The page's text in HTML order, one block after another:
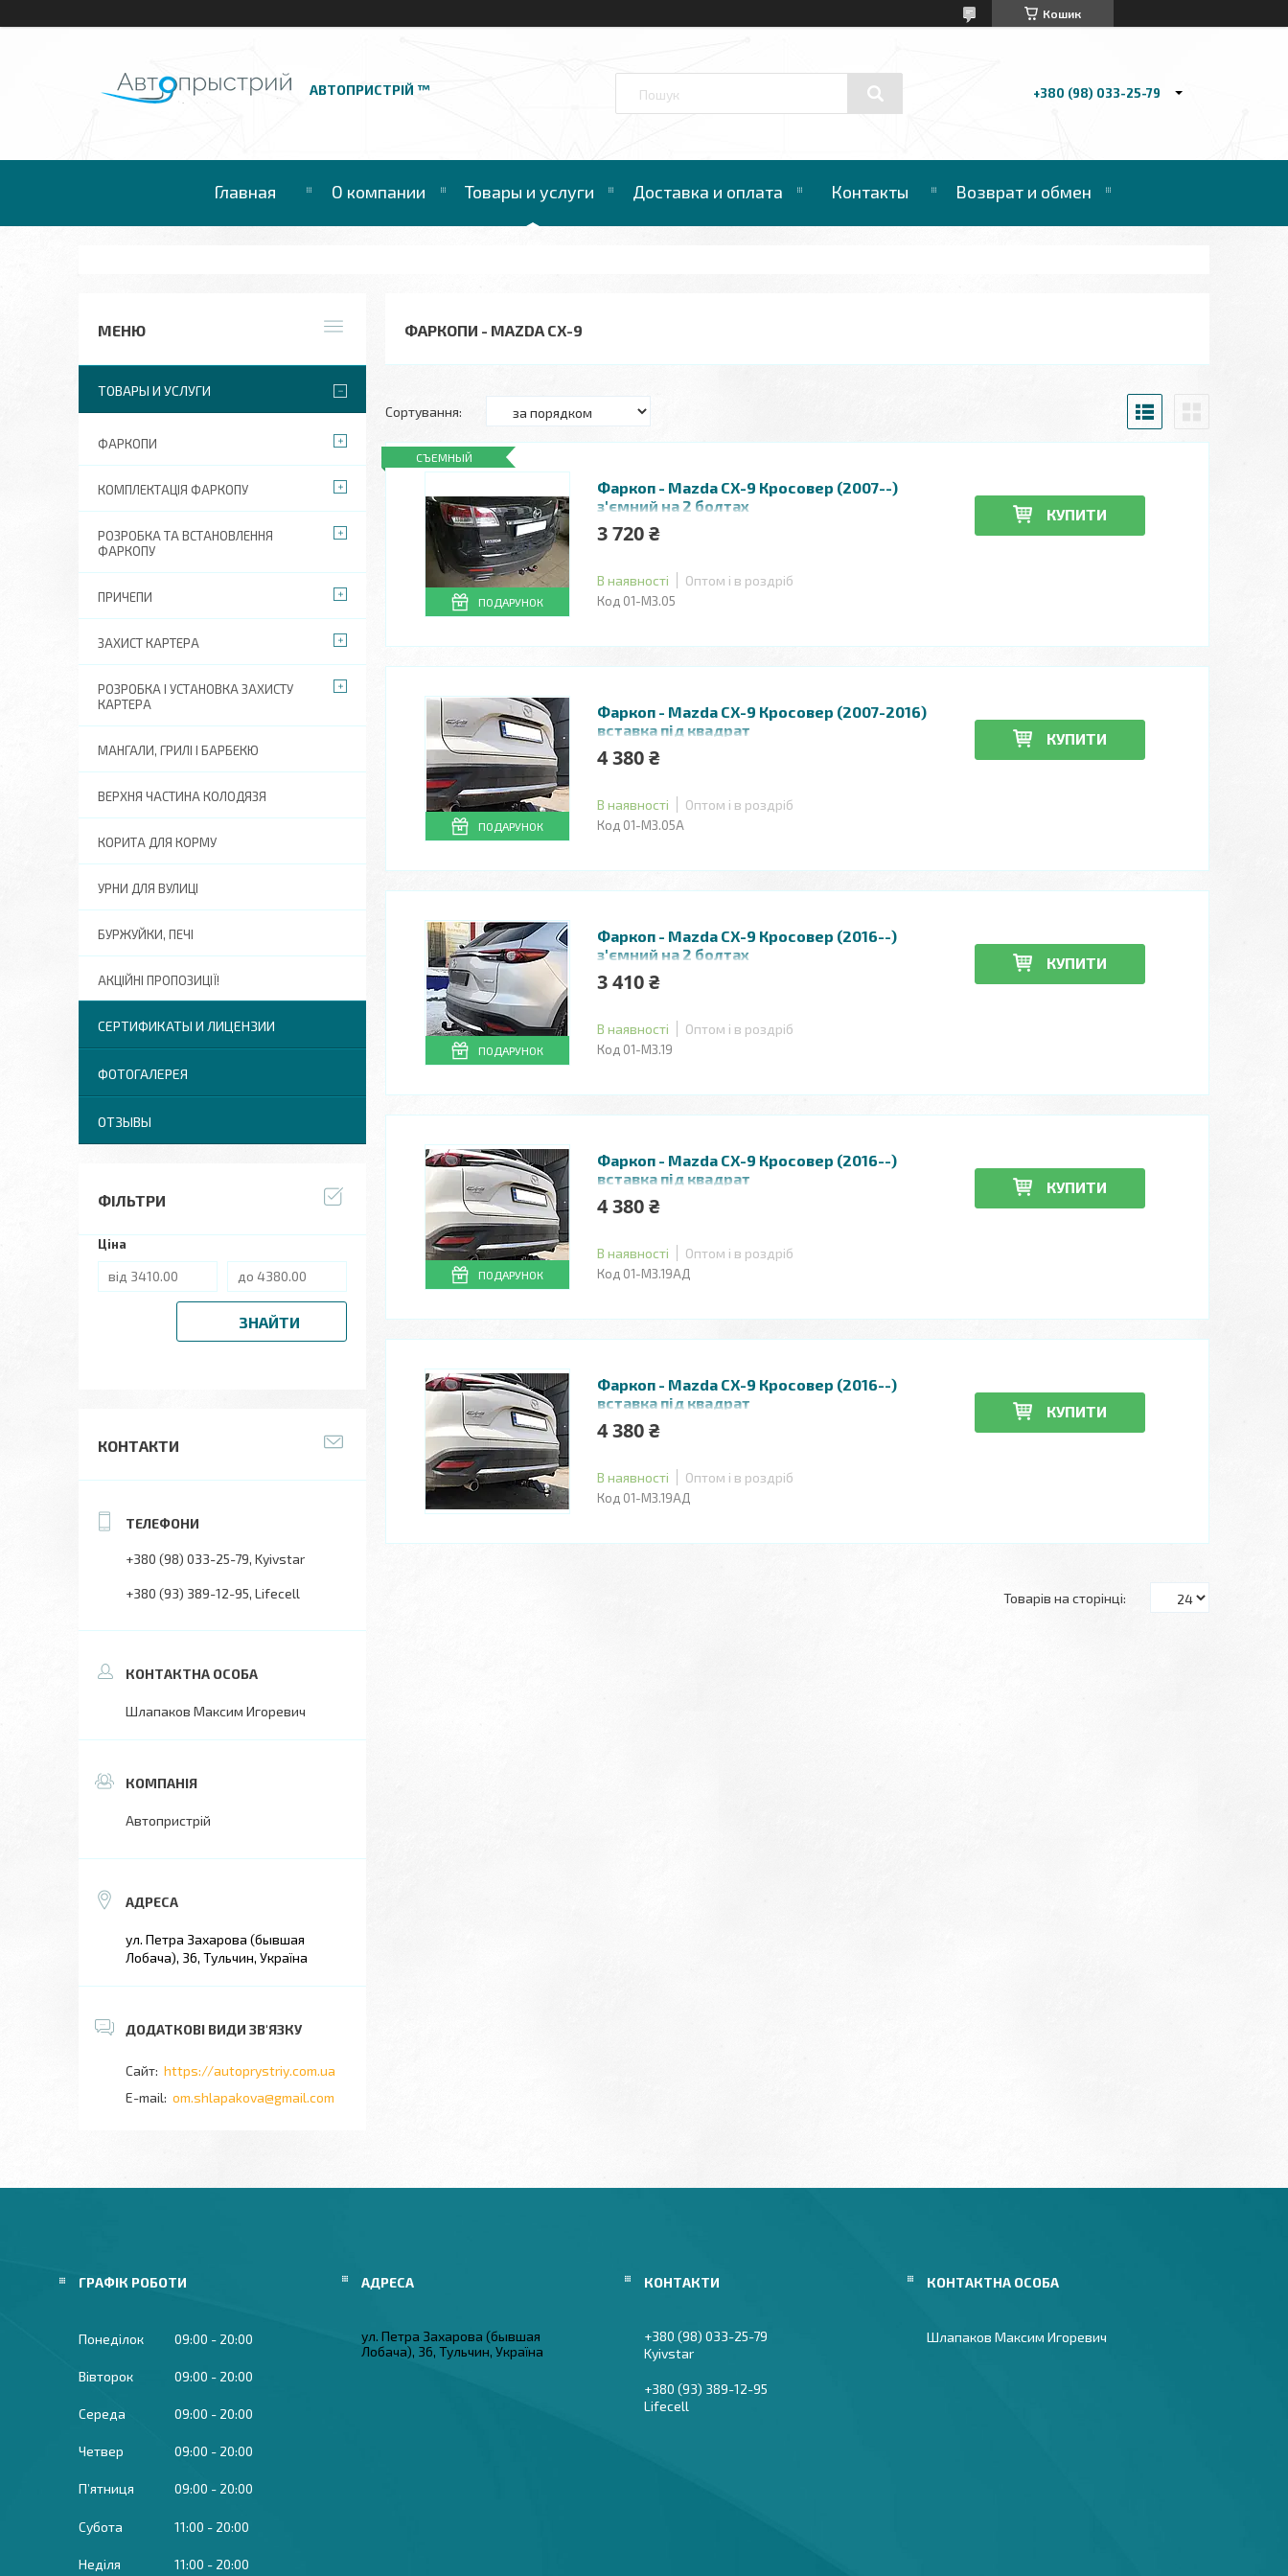
Кошик
АВТОПРИСТРІЙ ™ +380 (98) 033-25-79
Главная О компании Товары и услуги Доставка и оплата Контакты Возврат и обмен
ФАРКОПИ - MAZDA СХ-9
СЪЕМНЫЙ
ПОДАРУНОК
КУПИТИ
Фаркоп - Mazda СХ-9 Кросовер (2007--)
з'ємний на 2 болтах
3 720 ₴
В наявності Оптом і в роздріб
01-МЗ.05
ПОДАРУНОК
КУПИТИ
Фаркоп - Mazda СХ-9 Кросовер (2007-2016)
вставка під квадрат
4 380 ₴
В наявності Оптом і в роздріб
01-МЗ.05А
ПОДАРУНОК
КУПИТИ
Фаркоп - Mazda СХ-9 Кросовер (2016--)
з'ємний на 2 болтах
3 410 ₴
В наявності Оптом і в роздріб
01-МЗ.19
ПОДАРУНОК
КУПИТИ
Фаркоп - Mazda СХ-9 Кросовер (2016--)
вставка під квадрат
4 380 ₴
В наявності Оптом і в роздріб
01-МЗ.19АД
КУПИТИ
Фаркоп - Mazda СХ-9 Кросовер (2016--)
вставка під квадрат
4 380 ₴
В наявності Оптом і в роздріб
01-МЗ.19АД
ТОВАРЫ И УСЛУГИ
ФАРКОПИ
КОМПЛЕКТАЦІЯ ФАРКОПУ
РОЗРОБКА ТА ВСТАНОВЛЕННЯ
ФАРКОПУ
ПРИЧЕПИ
ЗАХИСТ КАРТЕРА
РОЗРОБКА І УСТАНОВКА ЗАХИСТУ
КАРТЕРА
МАНГАЛИ, ГРИЛІ І БАРБЕКЮ
ВЕРХНЯ ЧАСТИНА КОЛОДЯЗЯ
КОРИТА ДЛЯ КОРМУ
УРНИ ДЛЯ ВУЛИЦІ
БУРЖУЙКИ, ПЕЧІ
АКЦІЙНІ ПРОПОЗИЦІЇ!
СЕРТИФИКАТЫ И ЛИЦЕНЗИИ
ФОТОГАЛЕРЕЯ
ОТЗЫВЫ
ФІЛЬТРИ
Ціна
ЗНАЙТИ
КОНТАКТИ
+380 (98) 033-25-79 Kyivstar
+380 (93) 389-12-95 Lifecell
Шлапаков Максим Игоревич
Автопристрій
ул. Петра Захарова (бывшая
Лобача), 36, Тульчин, Україна
https://autoprystriy.com.ua
om.shlapakova@gmail.com
ГРАФІК РОБОТИ
Понеділок 09:00 20:00
Вівторок 09:00 20:00
Середа 09:00 20:00
Четвер 09:00 20:00
Пʼятниця 09:00 20:00
Субота 11:00 20:00
Неділя 11:00 20:00
ул. Петра Захарова (бывшая
Лобача), 36, Тульчин, Україна
+380 (98) 033-25-79
Kyivstar
+380 (93) 389-12-95
Lifecell
Шлапаков Максим Игоревич